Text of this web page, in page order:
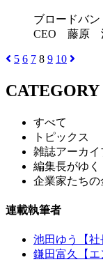
ブロードバ
CEO 藤原
5 6 7 8 9 10
CATEGORY
すべて
トピックス
雑誌アーカイ
編集長がゆく
企業家たちの
連載執筆者
池田ゆう【社
鎌田富久【エ